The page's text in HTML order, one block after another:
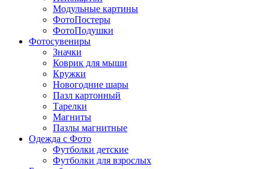
Модульные картины
ФотоПостеры
ФотоПодушки
Фотоcувениры
Значки
Коврик для мыши
Кружки
Новогодние шары
Пазл картонный
Тарелки
Магниты
Пазлы магнитные
Одежда с Фото
Футболки детские
Футболки для взрослых